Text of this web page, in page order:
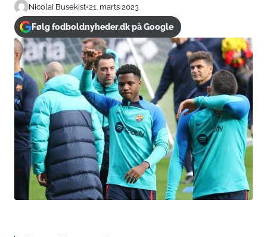
Nicolai Busekist•21. marts 2023
Følg fodboldnyheder.dk på Google